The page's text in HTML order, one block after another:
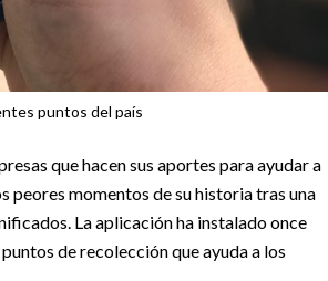
puntos del país
que hacen sus aportes para ayudar a
peores momentos de su historia tras una
La aplicación ha instalado once
de recolección que ayuda a los